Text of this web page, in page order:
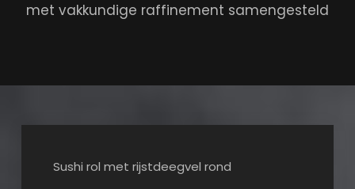
met vakkundige raffinement samengesteld
Sushi rol met rijstdeegvel rond